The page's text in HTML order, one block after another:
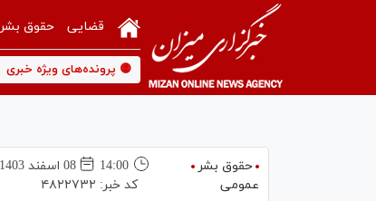
قضایی حقوق بشر
🟡 پرونده‌های ویژه خبری
حقوق بشر
عمومی
14:00
08 اسفند 1403
کد خبر: ۴۸۲۲۷۳۲